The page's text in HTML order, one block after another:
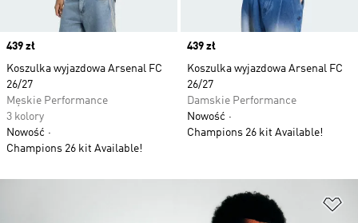
Price
439 zł
Koszulka wyjazdowa Arsenal FC
26/27
Męskie Performance
3 kolory
Nowość
Champions 26 kit Available!
Price
439 zł
Koszulka wyjazdowa Arsenal FC
26/27
Damskie Performance
Nowość
Champions 26 kit Available!